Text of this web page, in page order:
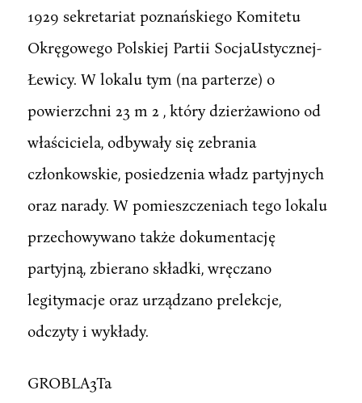
1929 sekretariat poznańskiego Komitetu
Okręgowego Polskiej Partii SocjaUstycznej-
Łewicy. W lokalu tym (na parterze) o
powierzchni 23 m 2 , który dzierżawiono od
właściciela, odbywały się zebrania
członkowskie, posiedzenia władz partyjnych
oraz narady. W pomieszczeniach tego lokalu
przechowywano także dokumentację
partyjną, zbierano składki, wręczano
legitymacje oraz urządzano prelekcje,
odczyty i wykłady.
GROBLA3Ta